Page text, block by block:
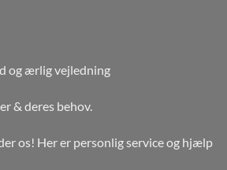
og ærlig vejledning
& deres behov.
os! Her er personlig service og hjælp